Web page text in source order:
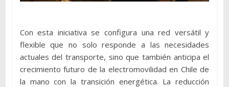
Con esta iniciativa se configura una red versátil y
flexible que no solo responde a las necesidades
actuales del transporte, sino que también anticipa el
crecimiento futuro de la electromovilidad en Chile de
la mano con la transición energética. La reducción